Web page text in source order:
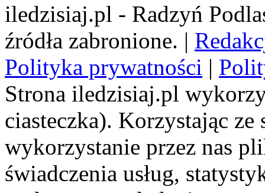
iledzisiaj.pl - Radzyń
źródła zabronione. |
Polityka prywatności |
Strona iledzisiaj.pl
ciasteczka). Korzystając
wykorzystanie przez nas
świadczenia usług,